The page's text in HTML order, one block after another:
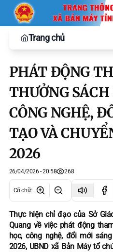
Trang chủ
PHÁT ĐỘNG
THƯỞNG
CÔNG NGHỆ,
TẠO VÀ
2026
26/04/2026 - 20:58 268
Cỡ chữ:
Thực hiện chỉ đạo của Sở
Quang về việc phát động
học, công nghệ, đổi mới
2026, UBND xã Bản Máy tổ